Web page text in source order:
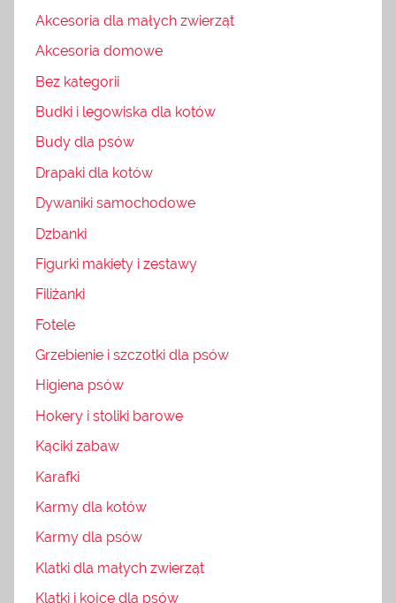
Akcesoria dla małych zwierząt
Akcesoria domowe
Bez kategorii
Budki i legowiska dla kotów
Budy dla psów
Drapaki dla kotów
Dywaniki samochodowe
Dzbanki
Figurki makiety i zestawy
Filiżanki
Fotele
Grzebienie i szczotki dla psów
Higiena psów
Hokery i stoliki barowe
Kąciki zabaw
Karafki
Karmy dla kotów
Karmy dla psów
Klatki dla małych zwierząt
Klatki i kojce dla psów